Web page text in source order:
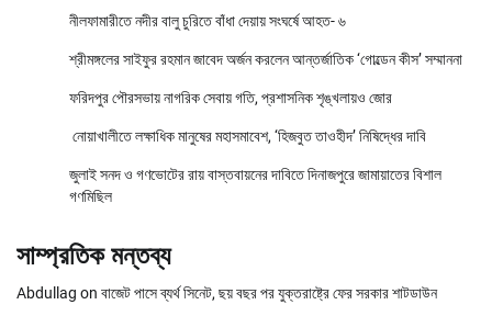
নীলফামারীতে নদীর বালু চুরিতে বাঁধা দেয়ায় সংঘর্ষে আহত- ৬
শ্রীমঙ্গলের সাইফুর রহমান জাবেদ অর্জন করলেন আন্তর্জাতিক ‘গোল্ডেন কীস’ সম্মাননা
ফরিদপুর পৌরসভায় নাগরিক সেবায় গতি, প্রশাসনিক শৃঙ্খলায়ও জোর
নোয়াখালীতে লক্ষাধিক মানুষের মহাসমাবেশ, ‘হিজবুত তাওহীদ’ নিষিদ্ধের দাবি
জুলাই সনদ ও গণভোটের রায় বাস্তবায়নের দাবিতে দিনাজপুরে জামায়াতের বিশাল
গণমিছিল
সাম্প্রতিক মন্তব্য
Abdullag on বাজেট পাসে ব্যর্থ সিনেট, ছয় বছর পর যুক্তরাষ্ট্রে ফের সরকার শাটডাউন